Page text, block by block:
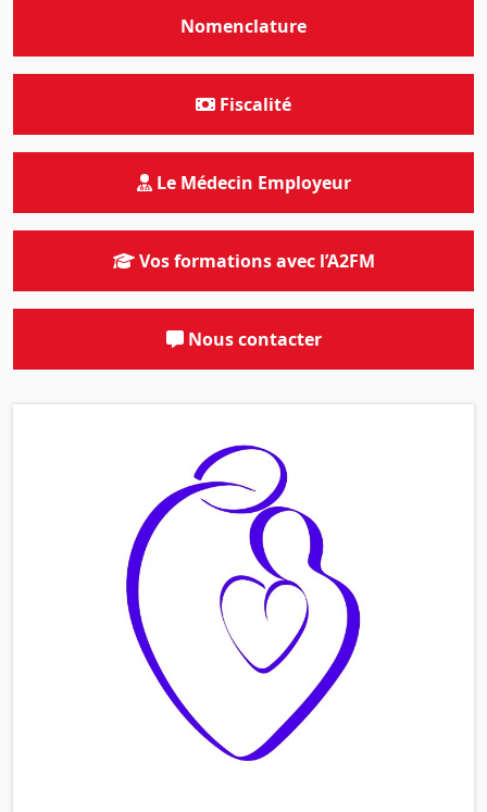
Nomenclature
Fiscalité
Le Médecin Employeur
Vos formations avec l’A2FM
Nous contacter